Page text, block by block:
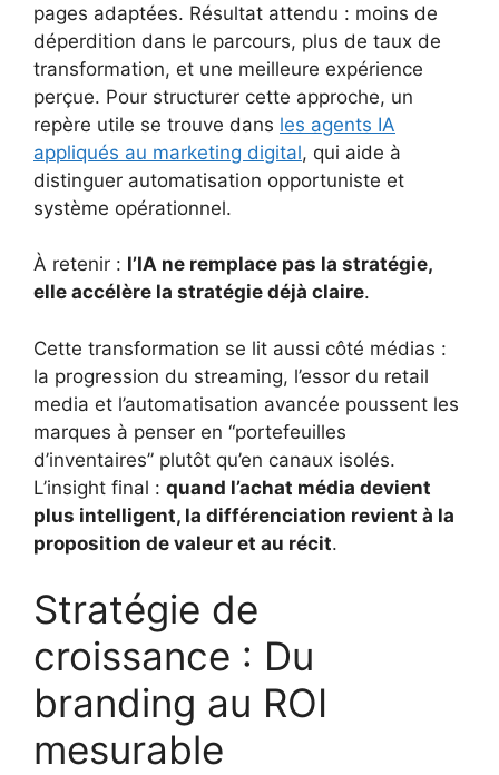
pages adaptées. Résultat attendu : moins de
déperdition dans le parcours, plus de taux de
transformation, et une meilleure expérience
perçue. Pour structurer cette approche, un
repère utile se trouve dans les agents IA
appliqués au marketing digital, qui aide à
distinguer automatisation opportuniste et
système opérationnel.
À retenir : l’IA ne remplace pas la stratégie,
elle accélère la stratégie déjà claire.
Cette transformation se lit aussi côté médias :
la progression du streaming, l’essor du retail
media et l’automatisation avancée poussent les
marques à penser en “portefeuilles
d’inventaires” plutôt qu’en canaux isolés.
L’insight final : quand l’achat média devient
plus intelligent, la différenciation revient à la
proposition de valeur et au récit.
Stratégie de
croissance : Du
branding au ROI
mesurable